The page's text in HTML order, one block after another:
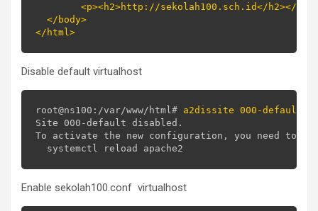
        <p><h2>http://sekolah100.sch.id</h2></p>
  </body>
</html>
Disable default virtualhost
root@ns100:/var/www/html# a2dissite 000-
Site 000-default disabled.
To activate the new configuration, you need to
Enable sekolah100.conf virtualhost